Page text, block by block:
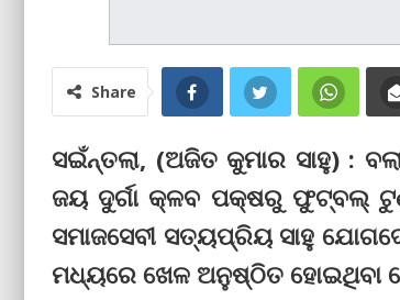
Share
ସଇଁନ୍ତଲା, (ଅଜିତ କୁମାର ସାହୁ) :
ଜୟ ଦୁର୍ଗା କ୍ଳବ ପକ୍ଷରୁ ଫୁଟ୍‌ବଲ୍‌
ସମାଜସେବୀ ସତ୍ୟପ୍ରିୟ ସାହୁ
ମଧ୍ୟରେ ଖେଳ ଅନୁଷ୍ଠିତ ହୋଇଥିବା